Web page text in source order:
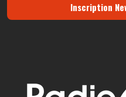
Inscription